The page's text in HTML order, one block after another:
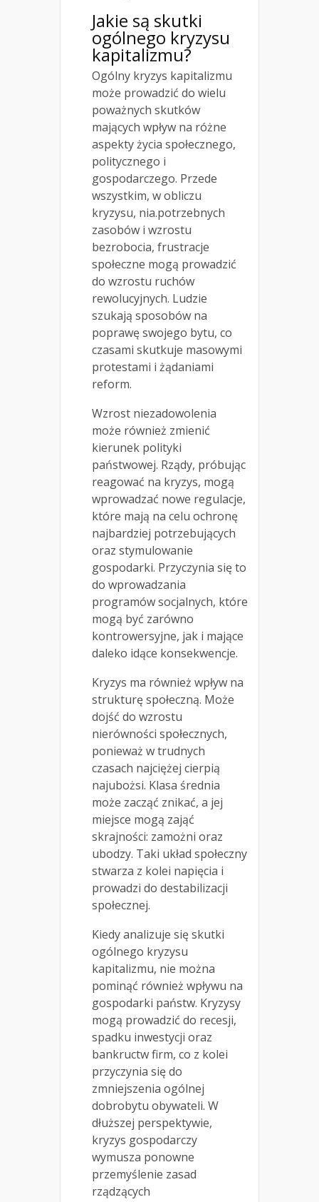
Jakie są skutki
ogólnego kryzysu
kapitalizmu?
Ogólny kryzys kapitalizmu
może prowadzić do wielu
poważnych skutków
mających wpływ na różne
aspekty życia społecznego,
politycznego i
gospodarczego. Przede
wszystkim, w obliczu
kryzysu, nia.potrzebnych
zasobów i wzrostu
bezrobocia, frustracje
społeczne mogą prowadzić
do wzrostu ruchów
rewolucyjnych. Ludzie
szukają sposobów na
poprawę swojego bytu, co
czasami skutkuje masowymi
protestami i żądaniami
reform.
Wzrost niezadowolenia
może również zmienić
kierunek polityki
państwowej. Rządy, próbując
reagować na kryzys, mogą
wprowadzać nowe regulacje,
które mają na celu ochronę
najbardziej potrzebujących
oraz stymulowanie
gospodarki. Przyczynia się to
do wprowadzania
programów socjalnych, które
mogą być zarówno
kontrowersyjne, jak i mające
daleko idące konsekwencje.
Kryzys ma również wpływ na
strukturę społeczną. Może
dojść do wzrostu
nierówności społecznych,
ponieważ w trudnych
czasach najciężej cierpią
najubożsi. Klasa średnia
może zacząć znikać, a jej
miejsce mogą zająć
skrajności: zamożni oraz
ubodzy. Taki układ społeczny
stwarza z kolei napięcia i
prowadzi do destabilizacji
społecznej.
Kiedy analizuje się skutki
ogólnego kryzysu
kapitalizmu, nie można
pominąć również wpływu na
gospodarki państw. Kryzysy
mogą prowadzić do recesji,
spadku inwestycji oraz
bankructw firm, co z kolei
przyczynia się do
zmniejszenia ogólnej
dobrobytu obywateli. W
dłuższej perspektywie,
kryzys gospodarczy
wymusza ponowne
przemyślenie zasad
rządzących